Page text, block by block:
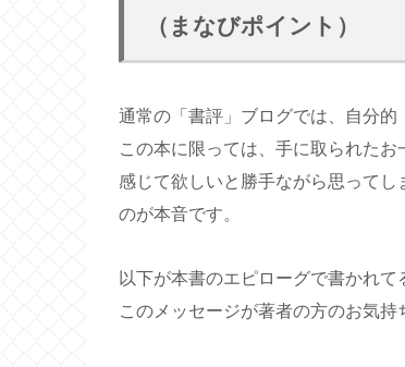
（まなびポイント）
通常の「書評」ブログでは、自分
この本に限っては、手に取られたお
感じて欲しいと勝手ながら思って
のが本音です。
以下が本書のエピローグで書かれて
このメッセージが著者の方のお気持